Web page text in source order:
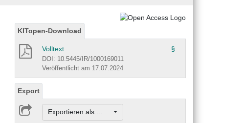
KITopen-Download
Volltext §
DOI: 10.5445/IR/1000169011
Veröffentlicht am 17.07.2024
Export
Exportieren als ...